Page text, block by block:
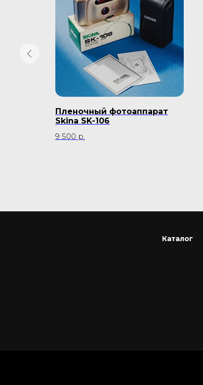
Пленочный фотоаппарат
Skina SK-106
9 500 р.
Каталог